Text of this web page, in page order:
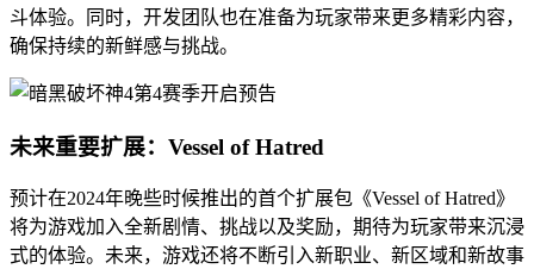
斗体验。同时，开发团队也在准备为玩家带来更多精彩内容，
确保持续的新鲜感与挑战。
未来重要扩展：Vessel of Hatred
预计在2024年晚些时候推出的首个扩展包《Vessel of Hatred》
将为游戏加入全新剧情、挑战以及奖励，期待为玩家带来沉浸
式的体验。未来，游戏还将不断引入新职业、新区域和新故事